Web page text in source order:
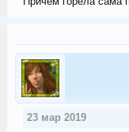
23 мар 2019